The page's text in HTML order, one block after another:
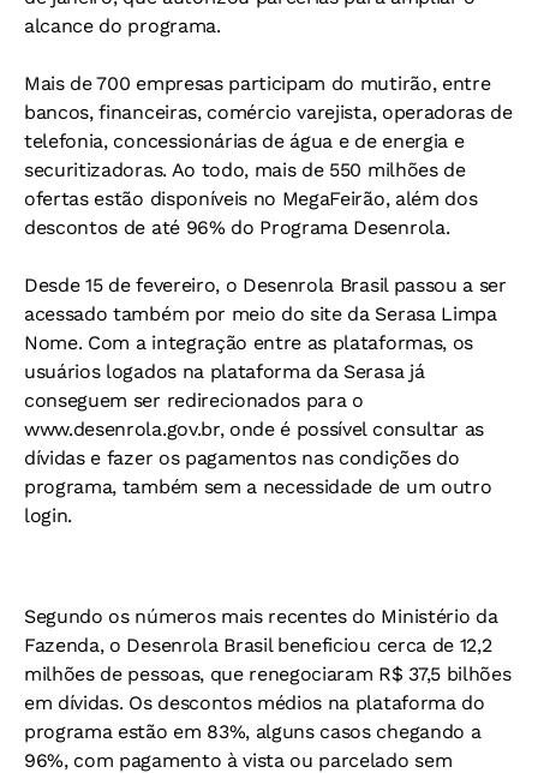
alcance do programa.
Mais de 700 empresas participam do mutirão, entre
bancos, financeiras, comércio varejista, operadoras de
telefonia, concessionárias de água e de energia e
securitizadoras. Ao todo, mais de 550 milhões de
ofertas estão disponíveis no MegaFeirão, além dos
descontos de até 96% do Programa Desenrola.
Desde 15 de fevereiro, o Desenrola Brasil passou a ser
acessado também por meio do site da Serasa Limpa
Nome. Com a integração entre as plataformas, os
usuários logados na plataforma da Serasa já
conseguem ser redirecionados para o
www.desenrola.gov.br, onde é possível consultar as
dívidas e fazer os pagamentos nas condições do
programa, também sem a necessidade de um outro
login.
Segundo os números mais recentes do Ministério da
Fazenda, o Desenrola Brasil beneficiou cerca de 12,2
milhões de pessoas, que renegociaram R$ 37,5 bilhões
em dívidas. Os descontos médios na plataforma do
programa estão em 83%, alguns casos chegando a
96%, com pagamento à vista ou parcelado sem